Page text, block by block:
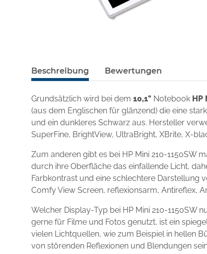
Beschreibung Bewertungen
Grundsätzlich wird bei dem 10,1" Notebook HP
(aus dem Englischen für glänzend) die eine
und ein dunkleres Schwarz aus. Hersteller
SuperFine, BrightView, UltraBright, XBrite, X-
Zum anderen gibt es bei HP Mini 210-1150SW
durch ihre Oberfläche das einfallende Licht,
Farbkontrast und eine schlechtere Darstellung
Comfy View Screen, reflexionsarm, Antireflex,
Welcher Display-Typ bei HP Mini 210-1150SW
gerne für Filme und Fotos genutzt, ist ein
vielen Lichtquellen, wie zum Beispiel in hellen
von störenden Reflexionen und Blendungen